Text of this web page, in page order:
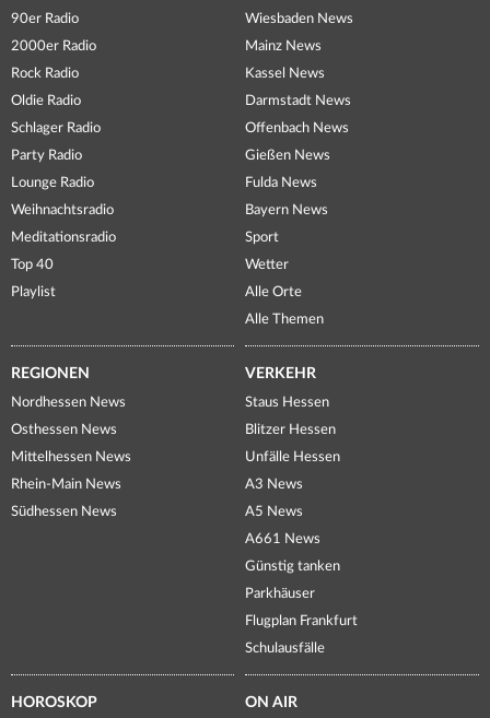
90er Radio
2000er Radio
Rock Radio
Oldie Radio
Schlager Radio
Party Radio
Lounge Radio
Weihnachtsradio
Meditationsradio
Top 40
Playlist
Wiesbaden News
Mainz News
Kassel News
Darmstadt News
Offenbach News
Gießen News
Fulda News
Bayern News
Sport
Wetter
Alle Orte
Alle Themen
REGIONEN
Nordhessen News
Osthessen News
Mittelhessen News
Rhein-Main News
Südhessen News
VERKEHR
Staus Hessen
Blitzer Hessen
Unfälle Hessen
A3 News
A5 News
A661 News
Günstig tanken
Parkhäuser
Flugplan Frankfurt
Schulausfälle
HOROSKOP ON AIR